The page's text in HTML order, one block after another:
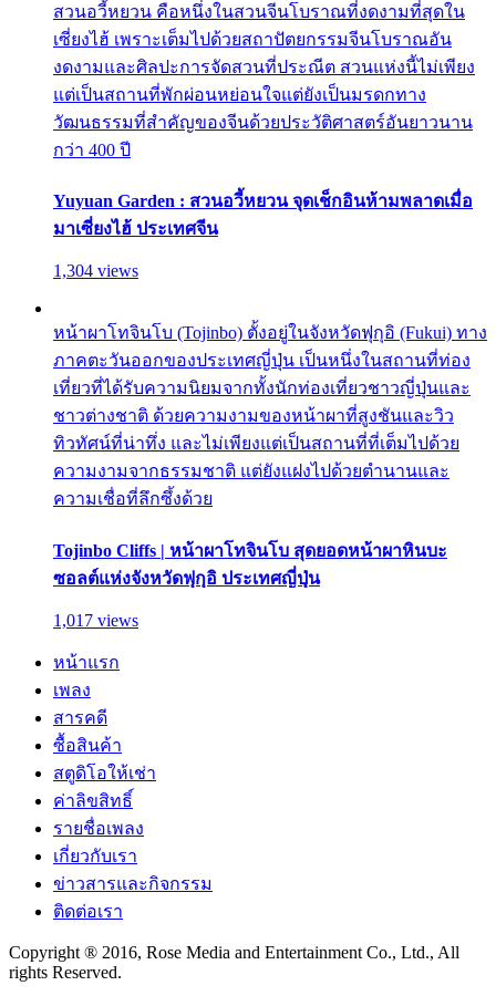
สวนอวี้หยวน คือหนึ่งในสวนจีนโบราณที่งดงามที่สุดใน
เซี่ยงไฮ้ เพราะเต็มไปด้วยสถาปัตยกรรมจีนโบราณอัน
งดงามและศิลปะการจัดสวนที่ประณีต สวนแห่งนี้ไม่เพียง
แต่เป็นสถานที่พักผ่อนหย่อนใจแต่ยังเป็นมรดกทาง
วัฒนธรรมที่สำคัญของจีนด้วยประวัติศาสตร์อันยาวนาน
กว่า 400 ปี
Yuyuan Garden : สวนอวี้หยวน จุดเช็กอินห้ามพลาดเมื่อ
มาเซี่ยงไฮ้ ประเทศจีน
1,304 views
หน้าผาโทจินโบ (Tojinbo) ตั้งอยู่ในจังหวัดฟุกุอิ (Fukui) ทาง
ภาคตะวันออกของประเทศญี่ปุ่น เป็นหนึ่งในสถานที่ท่อง
เที่ยวที่ได้รับความนิยมจากทั้งนักท่องเที่ยวชาวญี่ปุ่นและ
ชาวต่างชาติ ด้วยความงามของหน้าผาที่สูงชันและวิว
ทิวทัศน์ที่น่าทึ่ง และไม่เพียงแต่เป็นสถานที่ที่เต็มไปด้วย
ความงามจากธรรมชาติ แต่ยังแฝงไปด้วยตำนานและ
ความเชื่อที่ลึกซึ้งด้วย
Tojinbo Cliffs | หน้าผาโทจินโบ สุดยอดหน้าผาหินบะ
ซอลต์แห่งจังหวัดฟุกุอิ ประเทศญี่ปุ่น
1,017 views
หน้าแรก
เพลง
สารคดี
ซื้อสินค้า
สตูดิโอให้เช่า
ค่าลิขสิทธิ์
รายชื่อเพลง
เกี่ยวกับเรา
ข่าวสารและกิจกรรม
ติดต่อเรา
Copyright ® 2016, Rose Media and Entertainment Co., Ltd., All
rights Reserved.